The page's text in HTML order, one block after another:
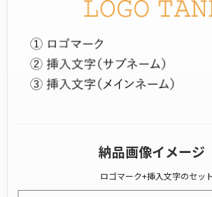
納品画像イメージ
ロゴマーク+挿入文字のセット